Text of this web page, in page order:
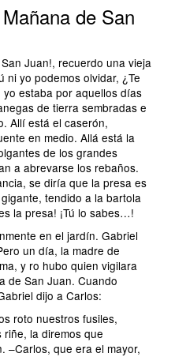
de San
Juan!, recuerdo una vieja
ni yo podemos olvidar, ¿Te
estaba por aquellos días
de tierra sembradas e
Allí está el caserón,
en medio. Allá está la
de los grandes
a abrevarse los rebaños.
se diría que la presa es
tendido a la bartola
la presa! ¡Tú lo sabes…!
en el jardín. Gabriel
un día, la madre de
y ro hubo quien vigilara
de San Juan. Cuando
dijo a Carlos:
roto nuestros fusiles,
riñe, la diremos que
–Carlos, que era el mayor,